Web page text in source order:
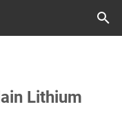
Lithium